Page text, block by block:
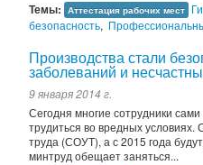
Темы: Аттестация рабочих мест
безопасность,
Производства стали
заболеваний и
9 января 2014 г.
Сегодня многие сотрудники
трудиться во вредных условиях.
труда (СОУТ), а с 2015 года
минтруд обещает заняться...